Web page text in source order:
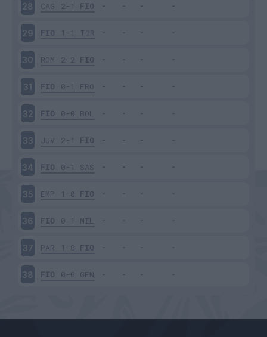
28 CAG 2-1 FIO
29 FIO 1-1 TOR
30 ROM 2-2 FIO
31 FIO 0-1 FRO
32 FIO 0-0 BOL
33 JUV 2-1 FIO
34 FIO 0-1 SAS
35 EMP 1-0 FIO
36 FIO 0-1 MIL
37 PAR 1-0 FIO
38 FIO 0-0 GEN